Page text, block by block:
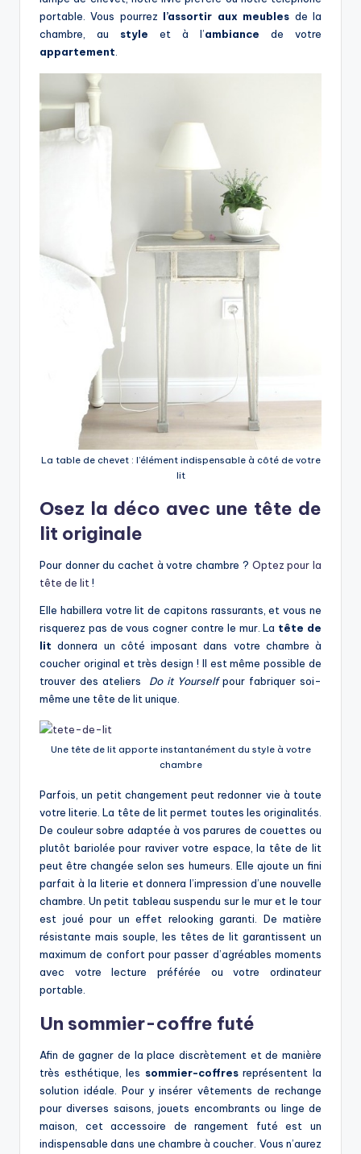
portable. Vous pourrez l’assortir aux meubles de la
chambre, au style et à l’ambiance de votre
appartement
La table de chevet : l’élément indispensable à côté de votre
lit
Osez la déco avec une tête de
lit originale
Pour donner du cachet à votre chambre ? Optez pour la
tête de lit!
Elle habillera votre lit de capitons rassurants, et vous ne
risquerez pas de vous cogner contre le mur. La tête de
lit donnera un côté imposant dans votre chambre à
coucher original et très design ! Il est même possible de
trouver des ateliers Do it Yourselfpour fabriquer soi-
même une tête de lit unique.
Une tête de lit apporte instantanément du style à votre
chambre
Parfois, un petit changement peut redonner vie à toute
votre literie. La tête de lit permet toutes les originalités.
De couleur sobre adaptée à vos parures de couettes ou
plutôt bariolée pour raviver votre espace, la tête de lit
peut être changée selon ses humeurs. Elle ajoute un fini
parfait à la literie et donnera l’impression d’une nouvelle
chambre. Un petit tableau suspendu sur le mur et le tour
est joué pour un effet relooking garanti. De matière
résistante mais souple, les têtes de lit garantissent un
maximum de confort pour passer d’agréables moments
avec votre lecture préférée ou votre ordinateur
portable.
Un sommier-coffre futé
Afin de gagner de la place discrètement et de manière
très esthétique, les sommier-coffresreprésentent la
solution idéale. Pour y insérer vêtements de rechange
pour diverses saisons, jouets encombrants ou linge de
maison, cet accessoire de rangement futé est un
indispensable dans une chambre à coucher. Vous n’aurez